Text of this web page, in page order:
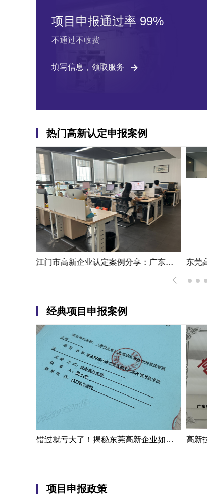
项目申报通过率 99%
不通过不收费
填写信息，领取服务
热门高新认定申报案例
江门市高新企业认定案例分享：广东科讯帮忙科技型企业攻克难题
经典项目申报案例
错过就亏大了！揭秘东莞高新企业如何轻松拿下省级技术改造项目300万补贴
项目申报政策